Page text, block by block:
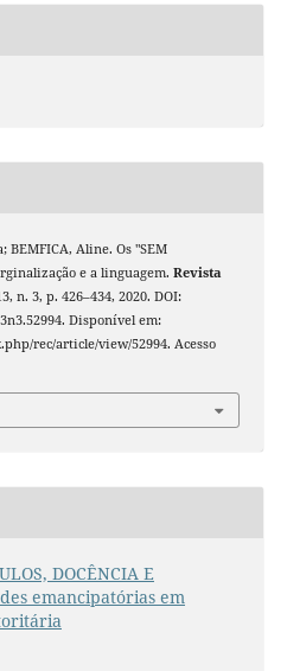
BEMFICA, Aline. Os "SEM
e a linguagem. Revista
n. 3, p. 426–434, 2020. DOI:
Disponível em:
rec/article/view/52994. Acesso
DOCÊNCIA E
emancipatórias em